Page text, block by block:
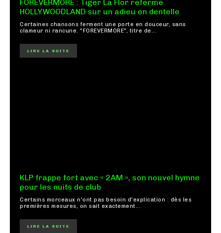
FOREVERMORE : Tiger La Flor referme
HOLLYWOODLAND sur un adieu en dentelle
Certaines chansons ferment une porte en douceur, sans
clameur ni rancune. "FOREVERMORE", titre de...
LIRE LA SUITE
KLP frappe fort avec « 2AM », son nouvel hymne
pour les nuits de club
Certains morceaux n'ont pas besoin d'explication : dès les
premières mesures, on sait exactement...
LIRE LA SUITE